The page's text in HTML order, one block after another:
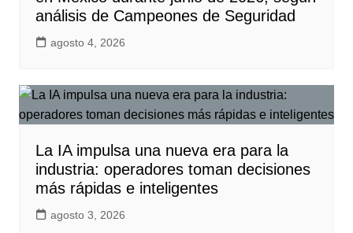
análisis de Campeones de Seguridad
agosto 4, 2026
La IA impulsa una nueva era para la
industria: operadores toman decisiones
más rápidas e inteligentes
agosto 3, 2026